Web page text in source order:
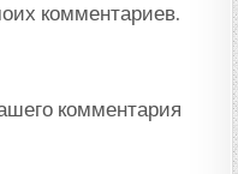
комментариев.
комментария